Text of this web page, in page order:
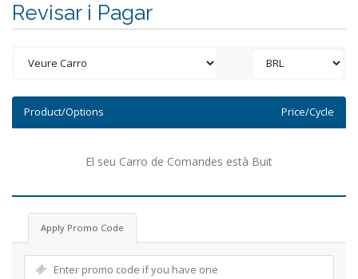
Revisar i Pagar
Product/Options Price/Cycle
El seu Carro de Comandes està Buit
Apply Promo Code